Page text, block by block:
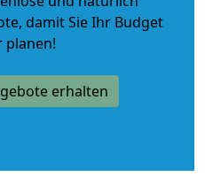
, damit Sie Ihr Budget
planen!
erhalten